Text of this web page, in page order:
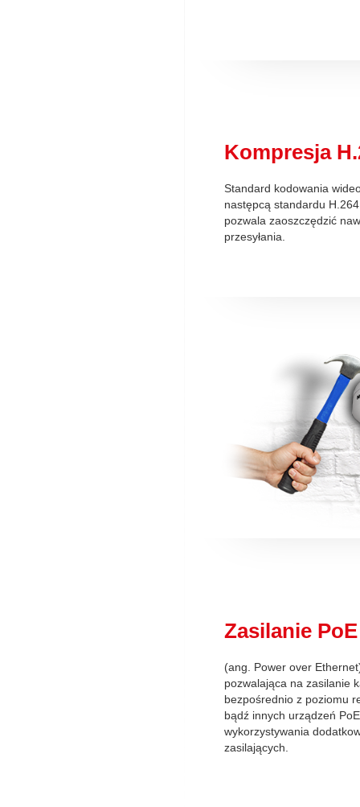
Kompresja
Standard kodowania
następcą standardu
pozwala zaoszczędzić
przesyłania.
Zasilanie PoE
(ang. Power over
pozwalająca na zasilanie
bezpośrednio z poziomu
bądź innych urządzeń
wykorzystywania
zasilających.